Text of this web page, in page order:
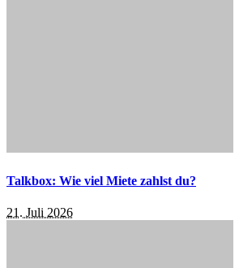
Talkbox: Wie viel Miete zahlst du?
21. Juli 2026